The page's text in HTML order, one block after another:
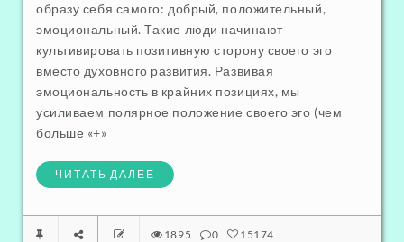
образу себя самого: добрый, положительный,
эмоциональный. Такие люди начинают
культивировать позитивную сторону своего эго
вместо духовного развития. Развивая
эмоциональность в крайних позициях, мы
усиливаем полярное положение своего эго (чем
больше «+»
ЧИТАТЬ ДАЛЕЕ
1895 0 15174